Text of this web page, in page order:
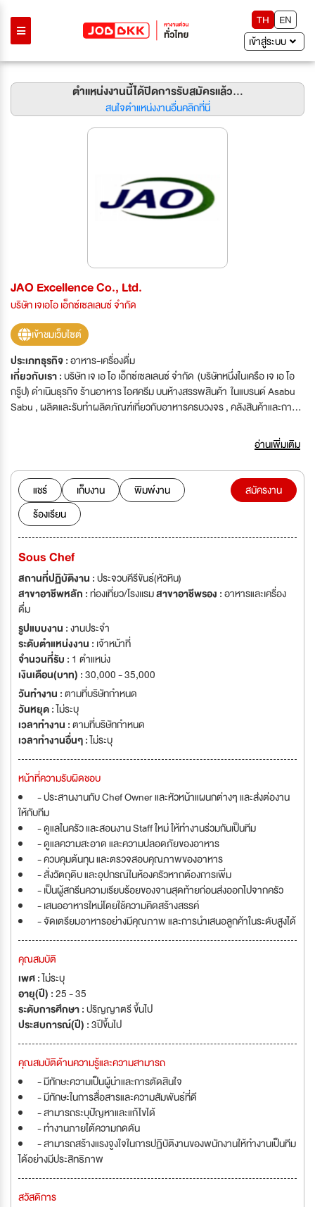
TH
EN
เข้าสู่ระบบ
ตำแหน่งงานนี้ได้ปิดการรับสมัครแล้ว...
สนใจตำแหน่งงานอื่นคลิกที่นี่
JAO Excellence Co., Ltd.
บริษัท เจเอโอ เอ็กซ์เซลเลนซ์ จำกัด
เข้าชมเว็บไซต์
ประเภทธุรกิจ :อาหาร-เครื่องดื่ม
เกี่ยวกับเรา :บริษัท เจ เอ โอ เอ็กซ์เซลเลนซ์ จำกัด (บริษัทหนึ่งในเครือ เจ เอ โอ
กรู๊ป) ดำเนินธุรกิจ ร้านอาหาร ไอศครีม บนห้างสรรพสินค้า ในแบรนด์ Asabu
Sabu , ผลิตและรับทำผลิตภัณฑ์เกี่ยวกับอาหารครบวงจร , คลังสินค้าและการ
อ่านเพิ่มเติม
แชร์ เก็บงาน
พิมพ์งาน
ร้องเรียน
สมัครงาน
Sous Chef
สถานที่ปฏิบัติงาน :ประจวบคีรีขันธ์(หัวหิน)
สาขาอาชีพหลัก :ท่องเที่ยว/โรงเเรมสาขาอาชีพรอง :อาหารและเครื่อง
ดื่ม
รูปแบบงาน :งานประจำ
ระดับตำแหน่งงาน : เจ้าหน้าที่
จำนวนที่รับ : 1 ตำแหน่ง
เงินเดือน(บาท) :30,000 - 35,000
วันทำงาน :ตามที่บริษัทกำหนด
วันหยุด :ไม่ระบุ
เวลาทำงาน :ตามที่บริษัทกำหนด
เวลาทำงานอื่นๆ :ไม่ระบุ
หน้าที่ความรับผิดชอบ
- ประสานงานกับ Chef Owner และหัวหน้าแผนกต่างๆ และส่งต่องาน
ให้กับทีม
- ดูแลในครัว และสอนงาน Staff ใหม่ ให้ทำงานร่วมกันเป็นทีม
- ดูแลความสะอาด และความปลอดภัยของอาหาร
- ควบคุมต้นทุน และตรวจสอบคุณภาพของอาหาร
- สั่งวัตถุดิบ และอุปกรณ์ในห้องครัวหากต้องการเพิ่ม
- เป็นผู้สกรีนความเรียบร้อยของจานสุดท้ายก่อนส่งออกไปจากครัว
- เสนออาหารใหม่โดยใช้ความคิดสร้างสรรค์
- จัดเตรียมอาหารอย่างมีคุณภาพ และการนำเสนอลูกค้าในระดับสูงได้
คุณสมบัติ
เพศ :ไม่ระบุ
อายุ(ปี) :25 - 35
ระดับการศึกษา :ปริญญาตรี ขึ้นไป
ประสบการณ์(ปี) :3ปีขึ้นไป
คุณสมบัติด้านความรู้และความสามารถ
- มีทักษะความเป็นผู้นำและการตัดสินใจ
- มีทักษะในการสื่อสารและความสัมพันธ์ที่ดี
- สามารถระบุปัญหาและแก้ไขได้
- ทำงานภายใต้ความกดดัน
- สามารถสร้างแรงจูงใจในการปฏิบัติงานของพนักงานให้ทำงานเป็นทีม
ได้อย่างมีประสิทธิภาพ
สวัสดิการ